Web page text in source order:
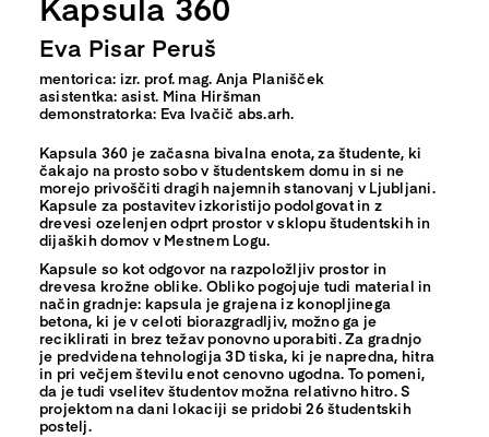
Eva Pisar Peruš
mentorica: izr. prof. mag. Anja Planišček
asistentka: asist. Mina Hiršman
demonstratorka: Eva Ivačič abs.arh.
Kapsula 360 je začasna bivalna enota, za študente, ki
čakajo na prosto sobo v študentskem domu in si ne
morejo privoščiti dragih najemnih stanovanj v Ljubljani.
Kapsule za postavitev izkoristijo podolgovat in z
drevesi ozelenjen odprt prostor v sklopu študentskih in
dijaških domov v Mestnem Logu.
Kapsule so kot odgovor na razpoložljiv prostor in
drevesa krožne oblike. Obliko pogojuje tudi material in
način gradnje: kapsula je grajena iz konopljinega
betona, ki je v celoti biorazgradljiv, možno ga je
reciklirati in brez težav ponovno uporabiti. Za gradnjo
je predvidena tehnologija 3D tiska, ki je napredna, hitra
in pri večjem številu enot cenovno ugodna. To pomeni,
da je tudi vselitev študentov možna relativno hitro. S
projektom na dani lokaciji se pridobi 26 študentskih
postelj.